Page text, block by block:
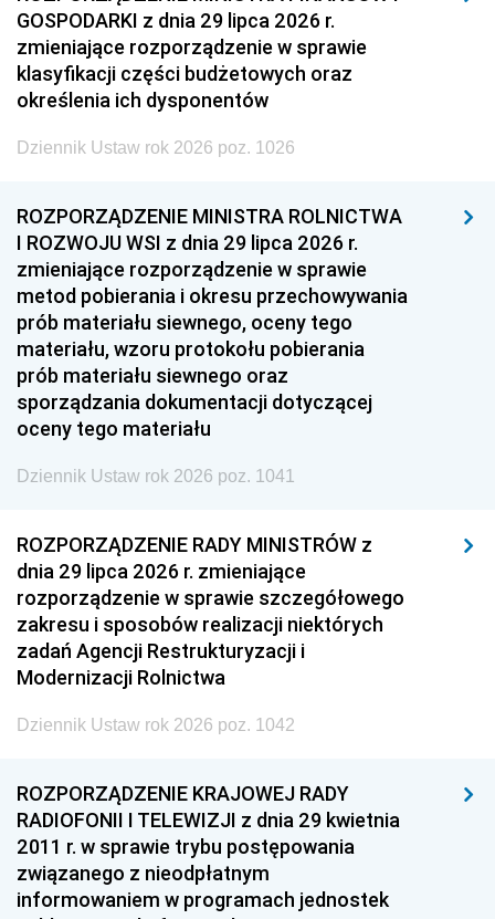
GOSPODARKI z dnia 29 lipca 2026 r.
zmieniające rozporządzenie w sprawie
klasyfikacji części budżetowych oraz
określenia ich dysponentów
Dziennik Ustaw rok 2026 poz. 1026
ROZPORZĄDZENIE MINISTRA ROLNICTWA
I ROZWOJU WSI z dnia 29 lipca 2026 r.
zmieniające rozporządzenie w sprawie
metod pobierania i okresu przechowywania
prób materiału siewnego, oceny tego
materiału, wzoru protokołu pobierania
prób materiału siewnego oraz
sporządzania dokumentacji dotyczącej
oceny tego materiału
Dziennik Ustaw rok 2026 poz. 1041
ROZPORZĄDZENIE RADY MINISTRÓW z
dnia 29 lipca 2026 r. zmieniające
rozporządzenie w sprawie szczegółowego
zakresu i sposobów realizacji niektórych
zadań Agencji Restrukturyzacji i
Modernizacji Rolnictwa
Dziennik Ustaw rok 2026 poz. 1042
ROZPORZĄDZENIE KRAJOWEJ RADY
RADIOFONII I TELEWIZJI z dnia 29 kwietnia
2011 r. w sprawie trybu postępowania
związanego z nieodpłatnym
informowaniem w programach jednostek